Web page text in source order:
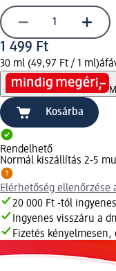
1 499 Ft
30 ml (49,97 Ft / 1 ml)
Kosárba
Rendelhető
Normál kiszállítás 2-5
Elérhetőség ellenőrzése
20 000 Ft -tól
Ingyenes visszáru a
Fizetés